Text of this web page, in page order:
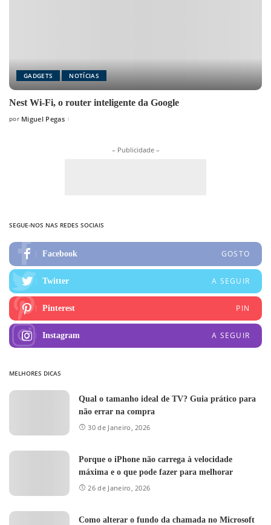
GADGETS NOTÍCIAS
Nest Wi-Fi, o router inteligente da Google
Posted
por Miguel Pegas
– Publicidade –
SEGUE-NOS NAS REDES SOCIAIS
Facebook GOSTO
Twitter A SEGUIR
Pinterest PIN
Instagram A SEGUIR
MELHORES DICAS
Qual o tamanho ideal de TV? Guia prático para
não errar na compra
30 de Janeiro, 2026
Porque o iPhone não carrega à velocidade
máxima e o que pode fazer para melhorar
26 de Janeiro, 2026
Como alterar o fundo da chamada no Microsoft